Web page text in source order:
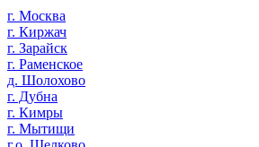
г. Москва
г. Киржач
г. Зарайск
г. Раменское
д. Шолохово
г. Дубна
г. Кимры
г. Мытищи